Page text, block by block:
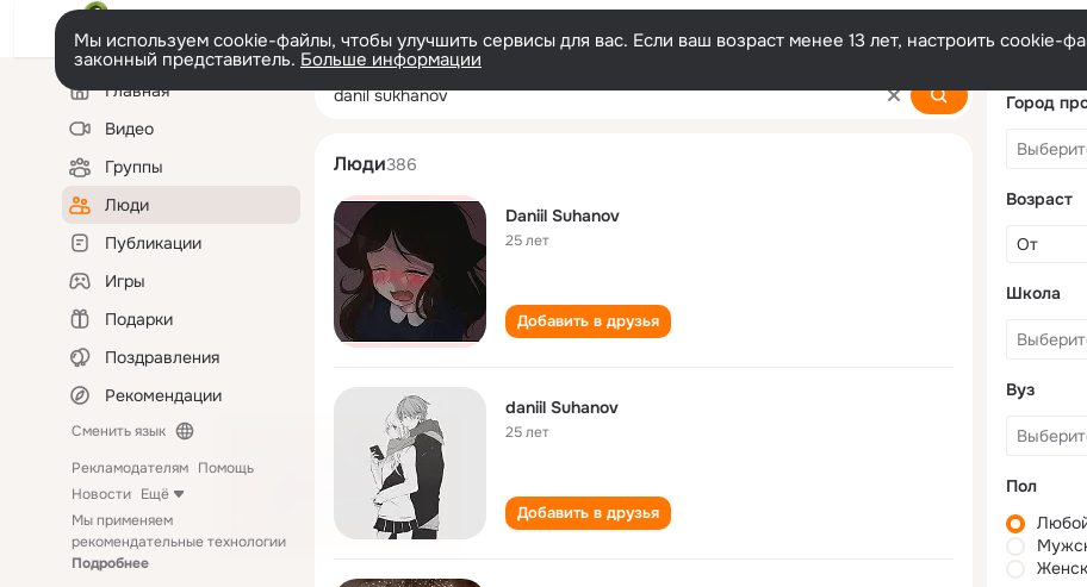
Мы используем cookie-файлы, чтобы улучшить сервисы для вас. Если ваш возраст менее 13 лет, настроить cookie-
законный представитель. Больше информации
Левая
колонкаГлавная
Видео
Группы
Люди
Публикации
Игры
Подарки
Поздравления
Рекомендации
Сменить язык
Рекламодателям Помощь
Новости Ещё
Мы применяем
рекомендательные технологии
Подробнее
danil sukhanov
Люди386
Daniil Suhanov
25 лет
Добавить в друзья
daniil Suhanov
25 лет
Добавить в друзья
Город
Возраст
Школа
Вуз
Пол